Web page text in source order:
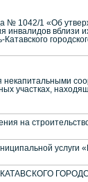
№ 1042/1 «Об
вблизи
некапитальными
участках,
на
услуги